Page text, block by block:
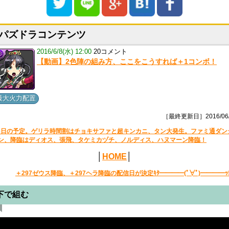
ズドラコンテンツ
2016/6/8(水) 12:00 20コメント
【動画】2色陣の組み方、ここをこうすれば＋1コンボ！
大火力配置
［最終更新日］2016/
の予定。ゲリラ時間割はチョキサファと超キンカニ、タン大発生。ファミ通ダン
、降臨はディオス、張飛、タケミカヅチ、ノルディス、ハヌマーン降臨！
HOME
＋297ゼウス降臨、＋297ヘラ降臨の配信日が決定ｷﾀ━━━━(ﾟ∀ﾟ)━━━━
で組む